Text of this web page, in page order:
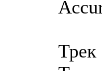
Трек